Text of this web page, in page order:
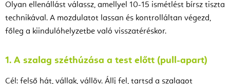
Olyan ellenállást válassz, amellyel 10-15 ismétlést bírsz tiszta
technikával. A mozdulatot lassan és kontrolláltan végezd,
főleg a kiindulóhelyzetbe való visszatéréskor.
1. A szalag széthúzása a test előtt (pull-apart)
Cél: felső hát, vállak, vállöv. Állj fel, tartsd a szalagot